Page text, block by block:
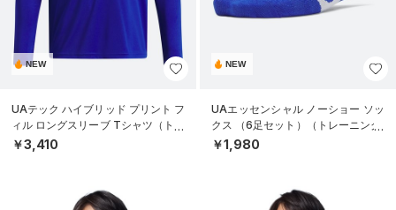
NEW
UAテック ハイブリッド プリント フ
ィル ロングスリーブ Tシャツ（トレ
ーニング/BOYS）
￥3,410
NEW
UAエッセンシャル ノーショー ソッ
クス （6足セット）（トレーニング/
KIDS）
￥1,980